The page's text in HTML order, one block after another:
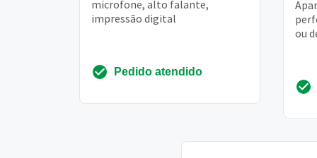
microfone, alto falante,
impressão digital
Pedido atendido
ou